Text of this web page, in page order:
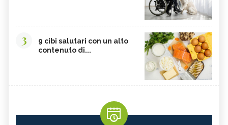
3
9 cibi salutari con un alto
contenuto di...